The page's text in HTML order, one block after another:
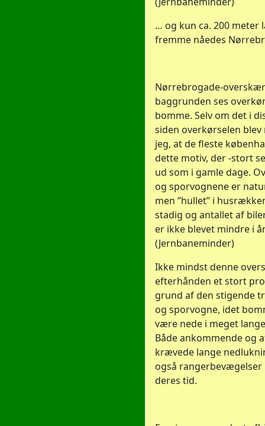
… og kun ca. 200 meter
fremme nåedes
Nørrebrogade-
baggrunden ses
bomme. Selv om det i
siden overkørselen
jeg, at de fleste
dette motiv, der -stort
ud som i gamle dage.
og sporvognene er
men ”hullet” i
stadig og antallet af
er ikke blevet mindre i
(Jernbaneminder)
Ikke mindst denne
efterhånden et stort
grund af den stigende
og sporvogne, idet
være nede i meget
Både ankommende og
krævede lange
også
deres tid.